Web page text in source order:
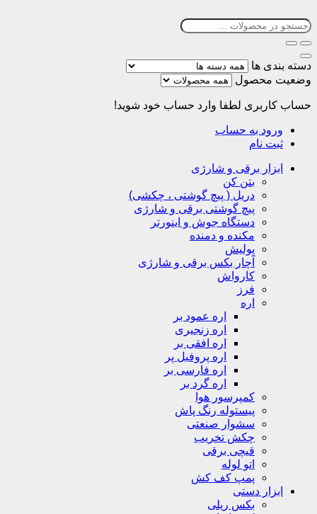
دسته بندی ها
وضعیت محصول
حساب کاربری لطفا وارد حساب خود شوید!
ورود به حساب
ثبت نام
ابزار برقی و شارژی
بتن کن
دریل ( پیچ گوشتی ، چکشی)
پیچ گوشتی برقی و شارژی
دستگاه جوش و اینورتر
مکنده و دمنده
پولیش
آچار بکس برقی و شارژی
کارواش
فرز
اره
اره عمود بر
اره زنجیری
اره افقی بر
اره پروفیل پر
اره فارسی بر
اره گرد بر
کمپرسور هوا
پیستوله رنگ پاش
سشوار صنعتی
چکش تخریب
قیچی برقی
اتو لوله
پمپ کف کش
ابزار دستی
بکس ریلی